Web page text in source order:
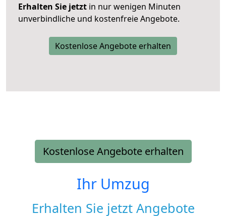
Erhalten Sie jetzt in nur wenigen Minuten
unverbindliche und kostenfreie Angebote.
Kostenlose Angebote erhalten
Kostenlose Angebote erhalten
Ihr Umzug
Erhalten Sie jetzt Angebote